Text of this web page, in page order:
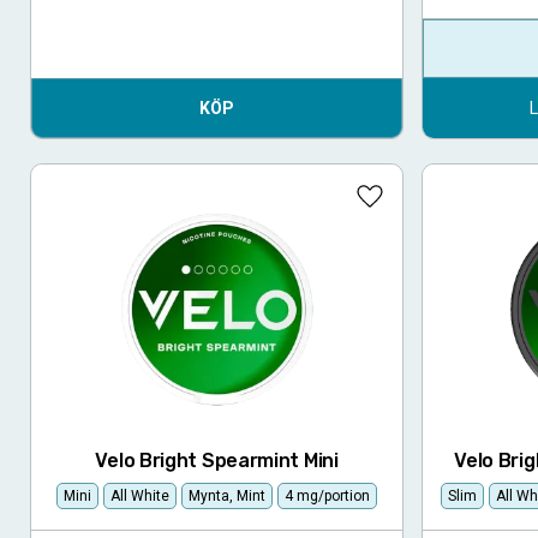
KÖP
Velo Bright Spearmint Mini
Mini All White Mynta, Mint 4 mg/portion
Lägg till i favoriter
Velo
Slim All